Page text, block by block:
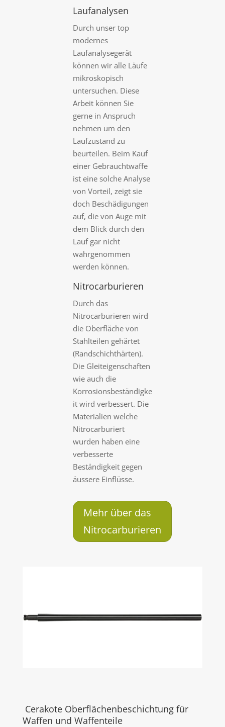
Laufanalysen
Durch unser top
modernes
Laufanalysegerät
können wir alle Läufe
mikroskopisch
untersuchen. Diese
Arbeit können Sie
gerne in Anspruch
nehmen um den
Laufzustand zu
beurteilen. Beim Kauf
einer Gebrauchtwaffe
ist eine solche Analyse
von Vorteil, zeigt sie
doch Beschädigungen
auf, die von Auge mit
dem Blick durch den
Lauf gar nicht
wahrgenommen
werden können.
Nitrocarburieren
Durch das
Nitrocarburieren wird
die Oberfläche von
Stahlteilen gehärtet
(Randschichthärten).
Die Gleiteigenschaften
wie auch die
Korrosionsbeständigke
it wird verbessert. Die
Materialien welche
Nitrocarburiert
wurden haben eine
verbesserte
Beständigkeit gegen
äussere Einflüsse.
Mehr über das
Nitrocarburieren
Cerakote Oberflächenbeschichtung für
Waffen und Waffenteile